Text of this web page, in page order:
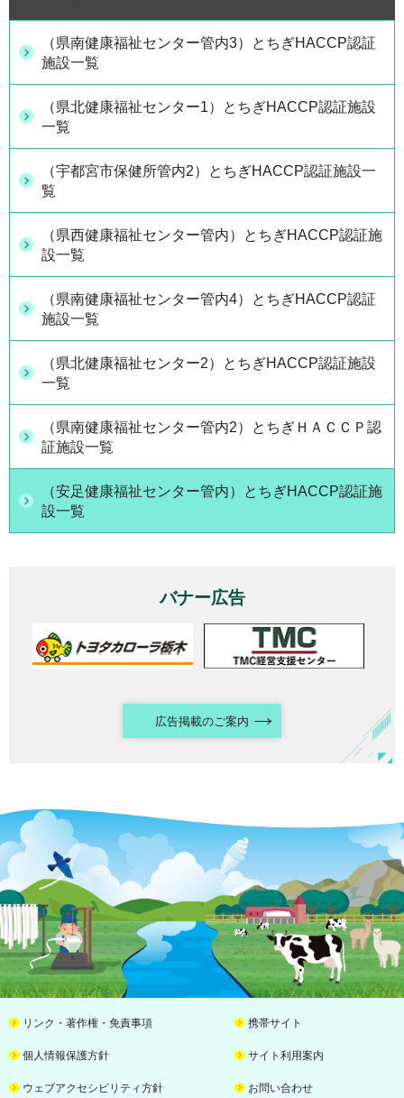
（県南健康福祉センター管内3）とちぎHACCP認証
施設一覧
（県北健康福祉センター1）とちぎHACCP認証施設
一覧
（宇都宮市保健所管内2）とちぎHACCP認証施設一
覧
（県西健康福祉センター管内）とちぎHACCP認証施
設一覧
（県南健康福祉センター管内4）とちぎHACCP認証
施設一覧
（県北健康福祉センター2）とちぎHACCP認証施設
一覧
（県南健康福祉センター管内2）とちぎＨＡＣＣＰ認
証施設一覧
（安足健康福祉センター管内）とちぎHACCP認証施
設一覧
バナー広告
広告掲載のご案内
リンク・著作権・免責事項 携帯サイト
個人情報保護方針 サイト利用案内
ウェブアクセシビリティ方針 お問い合わせ